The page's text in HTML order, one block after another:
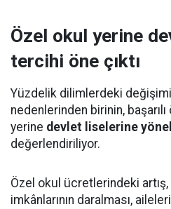
Özel okul yerine
tercihi öne çıktı
Yüzdelik dilimlerdeki
nedenlerinden birinin,
yerine devlet liselerine
değerlendiriliyor.
Özel okul ücretlerindeki
imkânlarının daralması,